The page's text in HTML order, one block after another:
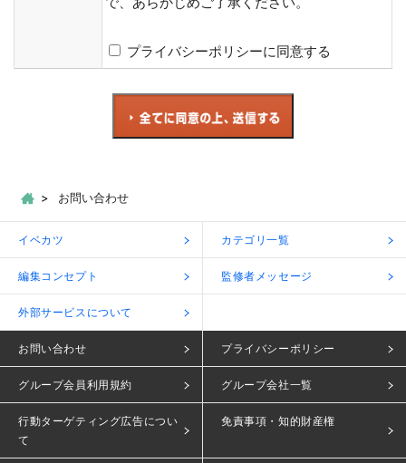
プライバシーポリシーに同意する
お問い合わせ
イベカツ カテゴリ一覧
編集コンセプト 監修者メッセージ
外部サービスについて
お問い合わせ プライバシーポリシー
グループ会員利用規約 グループ会社一覧
行動ターゲティング広告につい
て
免責事項・知的財産権